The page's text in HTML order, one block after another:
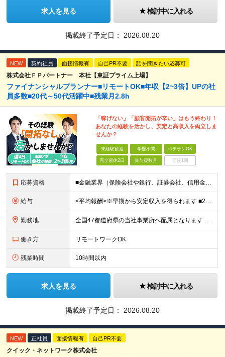
求人を見る 検討中に入れる
掲載終了予定日： 2026.08.20
NEW 契約社員 面接情報有 自己PR不要 話を聞きたい応募可
株式会社ＦＰパートナー 本社【東証プライム上場】
ファイナンシャルプランナー■リモートOK■年収【2~3倍】UPの社
員多数■20代～50代活躍中■残業月2.8h
「稼げない」「顧客開拓が辛い」はもう終わり！
あなたの経験を活かし、安定と高収入を両立しま
せんか？
未経験歓迎 学歴不問 ベテランOK
完全週休2日 賞与複数月 面接1回
応募資格 ■金融業界（保険会社や銀行、証券会社、信用金庫など）の営業経験をお持ちの方 ■学歴不問 ※第二新卒の方も歓迎します ※直販の保険営業職経験者も多数活躍中。 お客さまへのご提案に集中できる仕組みにより
給与 <平均報酬>※早期から安定収入を得られます ■2年目～：888万円 ■3年目～：960万円 ■4年目～：1028万円 ★成果連動型報酬（営業成績に応じて支給/45時間分固定残業代含む/超過分は別途支
勤務地 全国47都道府県の当社事業所へ配属となります ※居住地や希望の勤務先を考慮します ※リモートワークOK／転勤なし ＜本社＞ 東京都台東区浅草橋1-1-8 FP浅草橋ビル (変更の範囲)上記を除く当
働き方 リモートワークOK
残業時間 10時間以内
求人を見る 検討中に入れる
掲載終了予定日： 2026.08.20
NEW 正社員 面接情報有 自己PR不要
クイック・ネットワーク株式会社